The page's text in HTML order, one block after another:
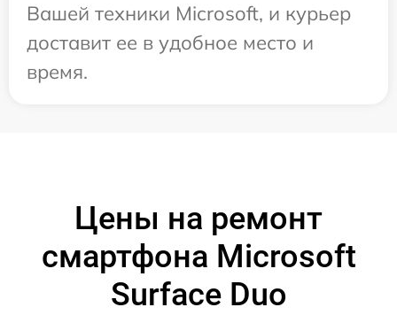
Вашей техники Microsoft, и курьер
доставит ее в удобное место и
время.
Цены на ремонт
смартфона Microsoft
Surface Duo